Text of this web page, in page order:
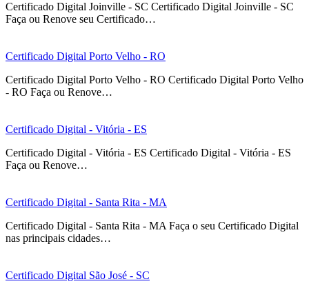
Certificado Digital Joinville - SC Certificado Digital Joinville - SC
Faça ou Renove seu Certificado…
Certificado Digital Porto Velho - RO
Certificado Digital Porto Velho - RO Certificado Digital Porto Velho
- RO Faça ou Renove…
Certificado Digital - Vitória - ES
Certificado Digital - Vitória - ES Certificado Digital - Vitória - ES
Faça ou Renove…
Certificado Digital - Santa Rita - MA
Certificado Digital - Santa Rita - MA Faça o seu Certificado Digital
nas principais cidades…
Certificado Digital São José - SC